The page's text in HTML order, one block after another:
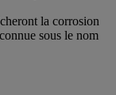
la corrosion
sous le nom